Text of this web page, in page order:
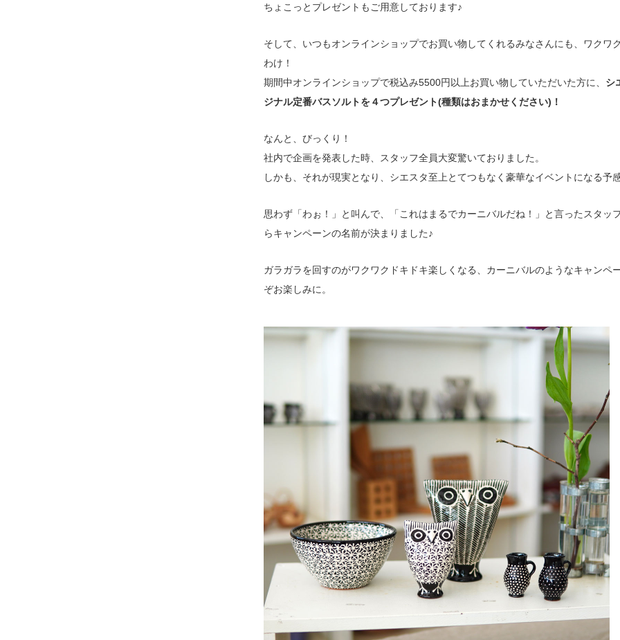
ちょこっとプレゼントもご用意しております♪
そして、いつもオンラインショップでお買い物してくれるみなさんにも、ワクワ
わけ！
期間中オンラインショップで税込み5500円以上お買い物していただいた方に、 シ
ジナル定番バスソルトを４つプレゼント(種類はおまかせください)！
なんと、びっくり！
社内で企画を発表した時、スタッフ全員大変驚いておりました。
しかも、それが現実となり、シエスタ至上とてつもなく豪華なイベントになる予感
思わず「わぉ！」と叫んで、「これはまるでカーニバルだね！」と言ったスタッ
らキャンペーンの名前が決まりました♪
ガラガラを回すのがワクワクドキドキ楽しくなる、カーニバルのようなキャンペ
ぞお楽しみに。